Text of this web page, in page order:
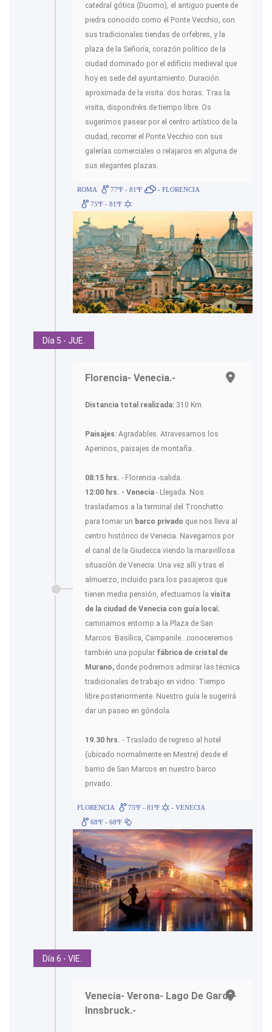
catedral gótica (Duomo), el antiguo puente de
piedra conocido como el Ponte Vecchio, con
sus tradicionales tiendas de orfebres, y la
plaza de la Señoría, corazón político de la
ciudad dominado por el edificio medieval que
hoy es sede del ayuntamiento. Duración
aproximada de la visita: dos horas. Tras la
visita, dispondréis de tiempo libre. Os
sugerimos pasear por el centro artístico de la
ciudad, recorrer el Ponte Vecchio con sus
galerías comerciales o relajaros en alguna de
sus elegantes plazas.
ROMA 77ºF - 81ºF
- FLORENCIA
75ºF - 81ºF
Día 5 - JUE.
Florencia- Venecia.-
Distancia total realizada: 310 Km.
Paisajes: Agradables. Atravesamos los
Apeninos, paisajes de montaña.
08:15 hrs. - Florencia -salida.
12:00 hrs. - Venecia - Llegada. Nos
trasladamos a la terminal del Tronchetto
para tomar un barco privado que nos lleva al
centro histórico de Venecia. Navegamos por
el canal de la Giudecca viendo la maravillosa
situación de Venecia. Una vez allí y tras el
almuerzo, incluido para los pasajeros que
tienen media pensión, efectuamos la visita
de la ciudad de Venecia con guía loca l;
caminamos entorno a la Plaza de San
Marcos: Basílica, Campanile...conoceremos
también una popular fábrica de cristal de
Murano, donde podremos admirar las técnica
tradicionales de trabajo en vidrio. Tiempo
libre posteriormente. Nuestro guía le sugerirá
dar un paseo en góndola.
19.30 hrs. - Traslado de regreso al hotel
(ubicado normalmente en Mestre) desde el
barrio de San Marcos en nuestro barco
privado.
FLORENCIA 75ºF - 81ºF
- VENECIA
68ºF - 68ºF
Día 6 - VIE.
Venecia- Verona- Lago De Garda-
Innsbruck.-